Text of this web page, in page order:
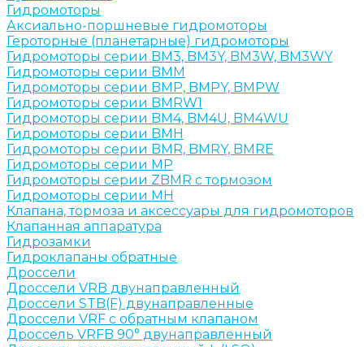
Гидромоторы
Аксиально-поршневые гидромоторы
Героторные (планетарные) гидромоторы
Гидромоторы серии BM3, BM3Y, BM3W, BM3WY
Гидромоторы серии BMM
Гидромоторы серии BMP, BMPY, BMPW
Гидромоторы серии BMRW1
Гидромоторы серии BМ4, BM4U, BМ4WU
Гидромоторы серии BМH
Гидромоторы серии BМR, BMRY, BМRE
Гидромоторы серии MP
Гидромоторы серии ZBMR с тормозом
Гидромоторы серии МH
Клапана, тормоза и аксессуары для гидромоторов
Клапанная аппаратура
Гидрозамки
Гидроклапаны обратные
Дроссели
Дроссели VRB двунаправленный
Дроссели STB(F) двунаправленные
Дроссели VRF с обратным клапаном
Дроссель VRFB 90° двунаправленный